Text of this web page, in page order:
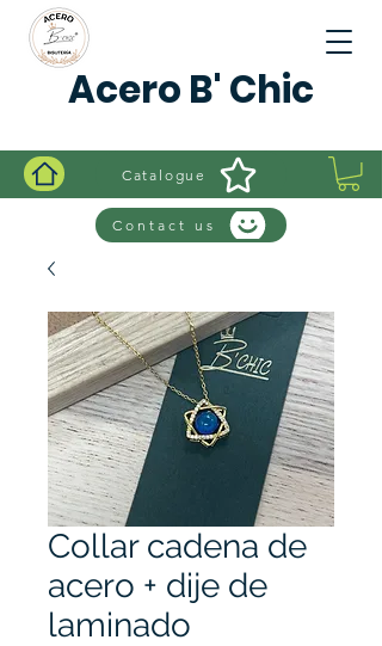
Acero B' Chic
Catalogue
Contact us
Collar cadena de
acero + dije de
laminado